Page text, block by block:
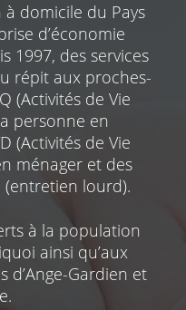
domicile du Pays
d’économie
1997, des services
répit aux proches-
(Activités de Vie
personne en
(Activités de Vie
ménager et des
(entretien lourd).
à la population
ainsi qu’aux
d’Ange-Gardien et